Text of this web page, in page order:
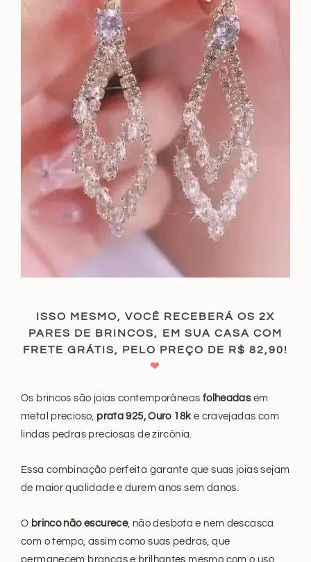
ISSO MESMO, VOCÊ RECEBERÁ OS 2X
PARES DE BRINCOS, EM SUA CASA COM
FRETE GRÁTIS, PELO PREÇO DE R$ 82,90!
❤
Os brincos são joias contemporâneas folheadasem
metal precioso, prata 925, Ouro 18k e cravejadas com
lindas pedras preciosas de zircônia.
Essa combinação perfeita garante que suas joias sejam
de maior qualidade e durem anos sem danos.
O brinco não escurece, não desbota e nem descasca
com o tempo, assim como suas pedras, que
permanecem brancas e brilhantes mesmo com o uso